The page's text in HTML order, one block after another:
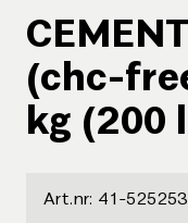
(chc-
kg (200
Art.nr: 41-